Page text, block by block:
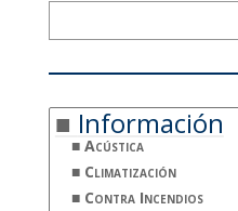
Información
Acústica
Climatización
Contra Incendios